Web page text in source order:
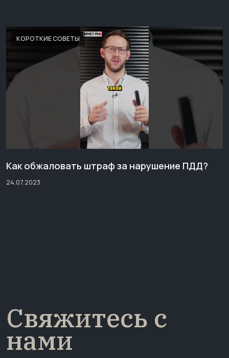
КОРОТКИЕ СОВЕТЫ
Как обжаловать штраф за нарушение ПДД?
24.07.2023
Свяжитесь с
нами